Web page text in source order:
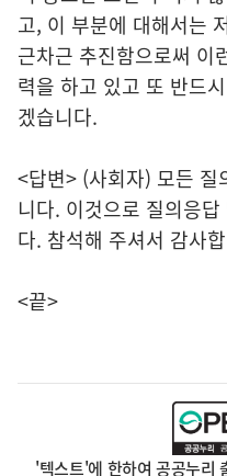
고, 이 부분에 대해서는
근차근 추진함으로써 이
력을 하고 있고 또 반드
겠습니다.
<답변> (사회자) 모든 질
니다. 이것으로 질의응
다. 참석해 주셔서 감사
<끝>
'텍스트'에 한하여 공공누리